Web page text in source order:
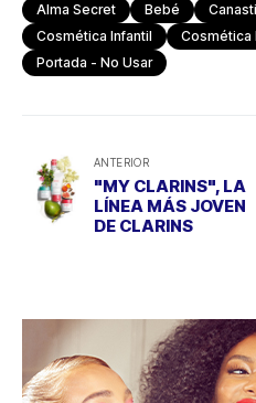
Alma Secret Bebé
Cosmética Infantil
Cosmética
Portada - No Usar
ANTERIOR
"MY CLARINS", LA
LÍNEA MÁS JOVEN
DE CLARINS